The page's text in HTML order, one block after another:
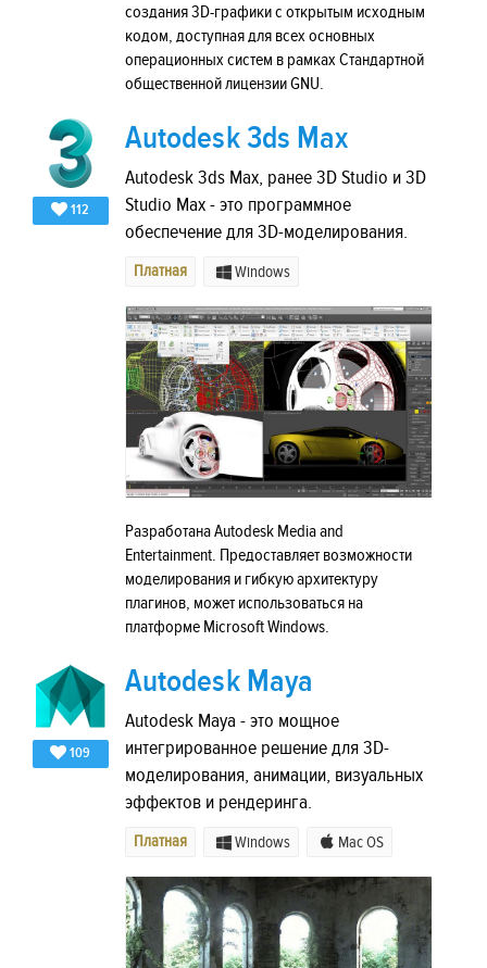
создания 3D-графики с открытым исходным
кодом, доступная для всех основных
операционных систем в рамках Стандартной
общественной лицензии GNU.
112
Autodesk 3ds Max
Autodesk 3ds Max, ранее 3D Studio и 3D
Studio Max - это программное
обеспечение для 3D-моделирования.
Платная Windows
Разработана Autodesk Media and
Entertainment. Предоставляет возможности
моделирования и гибкую архитектуру
плагинов, может использоваться на
платформе Microsoft Windows.
109
Autodesk Maya
Autodesk Maya - это мощное
интегрированное решение для 3D-
моделирования, анимации, визуальных
эффектов и рендеринга.
Платная Windows Mac OS